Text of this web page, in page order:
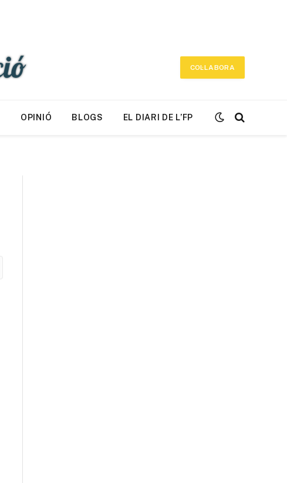
COL·LABORA
OPINIÓ BLOGS EL DIARI DE L’FP